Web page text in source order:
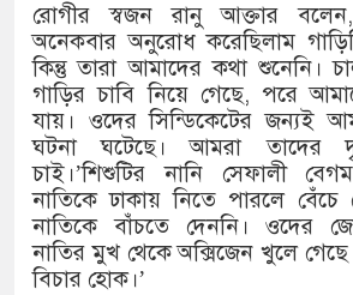
রোগীর স্বজন রানু আক্তার
অনেকবার অনুরোধ করেছিলাম
কিন্তু তারা আমাদের কথা শুনেনি।
গাড়ির চাবি নিয়ে গেছে, পরে
যায়। ওদের সিন্ডিকেটের জন্যই
ঘটনা ঘটেছে। আমরা তাদের
চাই।’শিশুটির নানি সেফালী
নাতিকে ঢাকায় নিতে পারলে
নাতিকে বাঁচতে দেননি। ওদের
নাতির মুখ থেকে অক্সিজেন খুলে
বিচার হোক।’